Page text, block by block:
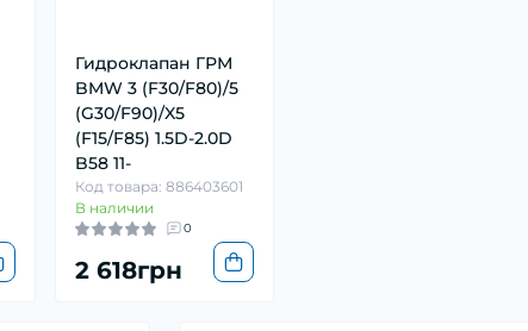
Гидроклапан ГРМ
BMW 3 (F30/F80)/5
(G30/F90)/X5
(F15/F85) 1.5D-2.0D
B58 11-
Код товара: 886403601
В наличии
0
2 618грн